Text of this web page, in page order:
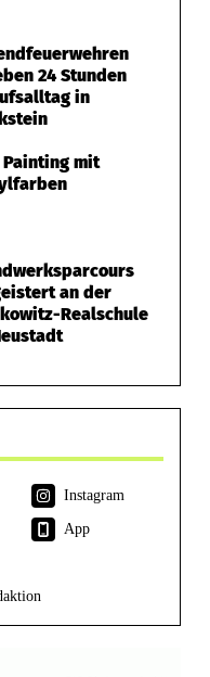
24 Stunden
in
Painting mit
an der
Realschule
Instagram
App